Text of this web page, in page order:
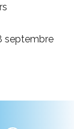
septembre